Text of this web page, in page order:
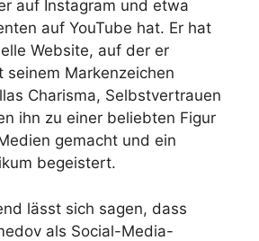
auf Instagram und etwa
auf YouTube hat. Er hat
Website, auf der er
seinem Markenzeichen
Charisma, Selbstvertrauen
ihn zu einer beliebten Figur
gemacht und ein
begeistert.
lässt sich sagen, dass
als Social-Media-